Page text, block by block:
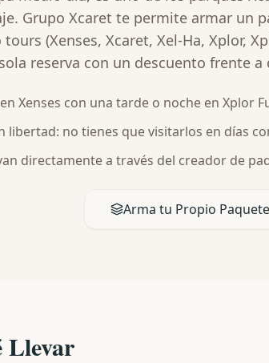
Grupo Xcaret te permite armar un
(Xenses, Xcaret, Xel-Ha, Xplor,
reserva con un descuento frente
Xenses con una tarde o noche en Xplor
libertad: no tienes que visitarlos en días
directamente a través del creador de
Arma tu Propio Paquete
Llevar